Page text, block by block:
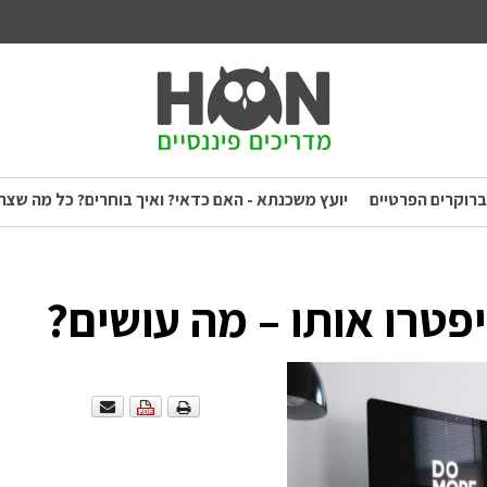
הפרטיים יועץ משכנתא - האם כדאי? ואיך בוחרים? כל מה
אותו – מה עושים?